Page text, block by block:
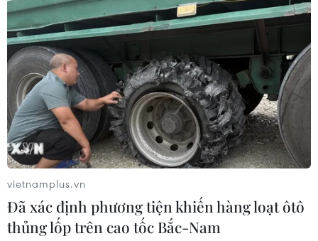
vietnamplus.vn
Đã xác định phương tiện khiến hàng loạt ôtô
thủng lốp trên cao tốc Bắc-Nam